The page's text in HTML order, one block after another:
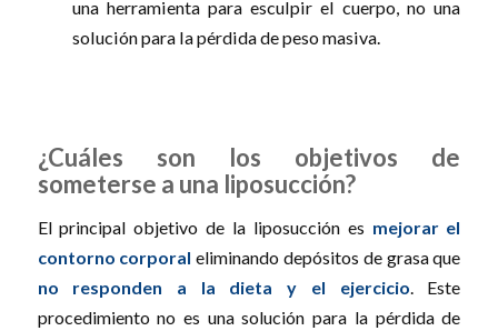
una herramienta para esculpir el cuerpo, no una
solución para la pérdida de peso masiva.
¿Cuáles son los objetivos de
someterse a una liposucción?
El principal objetivo de la liposucción es mejorar el
contorno corporal eliminando depósitos de grasa que
no responden a la dieta y el ejercicio. Este
procedimiento no es una solución para la pérdida de